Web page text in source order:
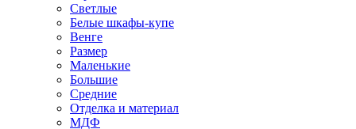
Светлые
Белые шкафы-купе
Венге
Размер
Маленькие
Большие
Средние
Отделка и материал
МДФ